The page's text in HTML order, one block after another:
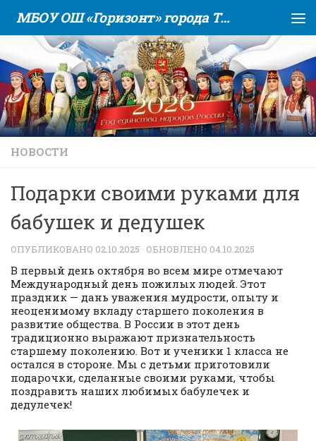
Skip to content МБОУ ОШ «Горизонт» города Тюмени
НОВОСТИ
Подарки своими руками для
бабушек и дедушек
ОПУБЛИКОВАНО 02.10.2025 · ОБНОВЛЕНО 04.10.2025
В первый день октября во всем мире отмечают
Международный день пожилых людей. Этот
праздник — дань уважения мудрости, опыту и
неоценимому вкладу старшего поколения в
развитие общества. В России в этот день
традиционно выражают признательность
старшему поколению. Вот и ученики 1 класса не
остался в стороне. Мы с детьми приготовили
подарочки, сделанные своими руками, чтобы
поздравить наших любимых бабулечек и
дедулечек!